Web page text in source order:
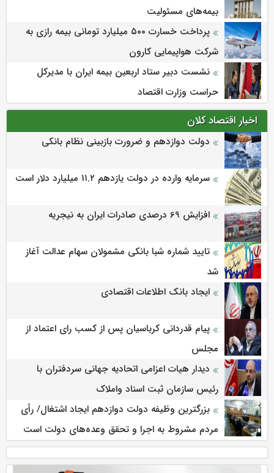
بیمه‌های مسئولیت
پرداخت خسارت ۵۰۰ میلیارد تومانی بیمه رازی به
شرکت هواپیمایی کارون
نشست دبیر ستاد اربعین بیمه ایران با مدیرکل
حراست وزارت اقتصاد
اخبار اقتصاد کلان
دولت دوازدهم و ضرورت بازبینی نظام بانکی
سرمایه وارده در دولت یازدهم ۱۱.۲ میلیارد دلار است
افزایش 69 درصدی صادرات ایران به نیجریه
تایید شماره شبا بانکی مشمولان سهام عدالت آغاز
شد
ایجاد بانک اطلاعات اقتصادی
پیام قدردانی کرباسیان پس از کسب رای اعتماد از
مجلس
دیدار هیات اعزامی اتحادیه جهانی سردفتران با
رئیس سازمان ثبت اسناد واملاک
بزرگترین وظیفه دولت دوازدهم ایجاد اشتغال/ رأی
مردم مشروط به اجرا و تحقق وعده‌های دولت است